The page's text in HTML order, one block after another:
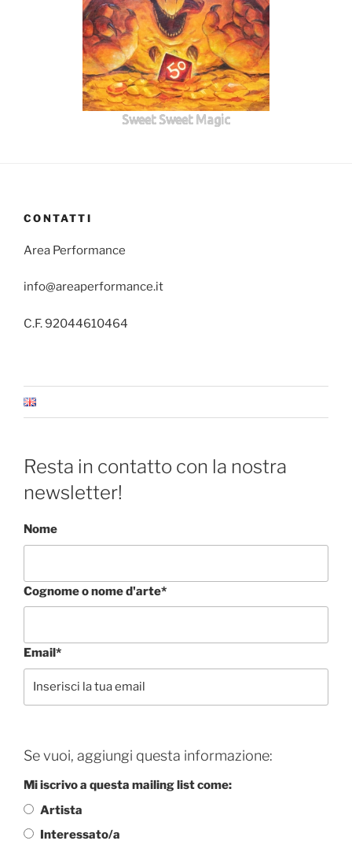
Sweet Sweet Magic
CONTATTI
Area Performance
info@areaperformance.it
C.F. 92044610464
Resta in contatto con la nostra
newsletter!
Nome
Cognome o nome d'arte*
Email*
Se vuoi, aggiungi questa informazione:
Mi iscrivo a questa mailing list come:
Artista
Interessato/a